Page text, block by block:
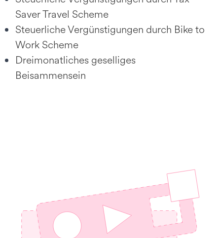
Saver Travel Scheme
Steuerliche Vergünstigungen durch Bike to
Work Scheme
Dreimonatliches geselliges
Beisammensein